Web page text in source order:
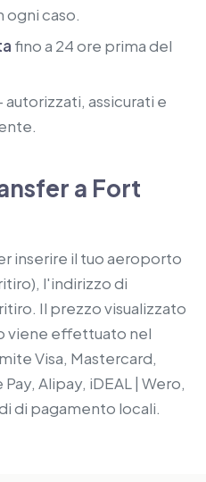
ogni caso.
fino a 24 ore prima del
autorizzati, assicurati e
a Fort
inserire il tuo aeroporto
l'indirizzo di
Il prezzo visualizzato
viene effettuato nel
Visa, Mastercard,
Alipay, iDEAL | Wero,
di pagamento locali.